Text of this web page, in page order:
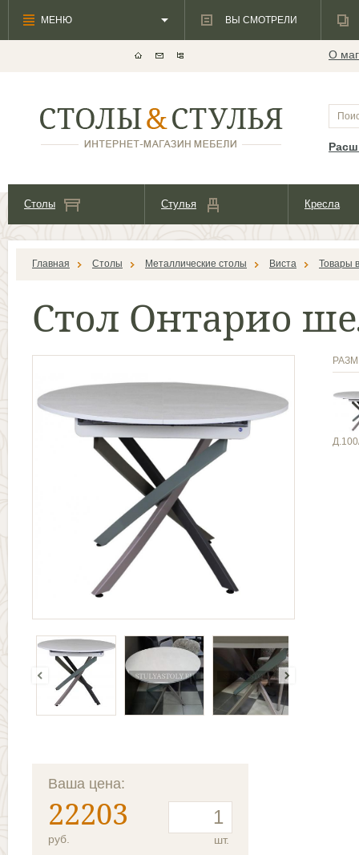
О
Столы Стулья Кресла
Главная Столы Металлические столы Виста Товары
Стол Онтарио
Ваша цена:
22203
руб. шт.
МЕНЮ ВЫ СМОТРЕЛИ